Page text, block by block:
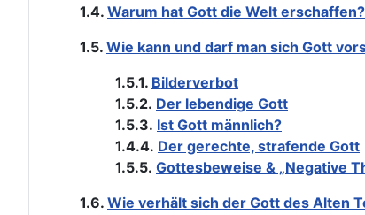
1.4. Warum hat Gott die Welt erschaffen?
1.5. Wie kann und darf man sich Gott
1.5.1. Bilderverbot
1.5.2. Der lebendige Gott
1.5.3. Ist Gott männlich?
1.4.4. Der gerechte, strafende Gott
1.5.5. Gottesbeweise & „Negative
1.6. Wie verhält sich der Gott des Alten